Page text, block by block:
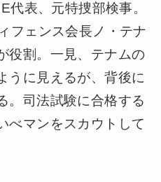
代表、元特捜部検事。
フェンス会長ノ・テナ
役割。一見、テナムの
うに見えるが、背後に
。司法試験に合格する
べマンをスカウトして